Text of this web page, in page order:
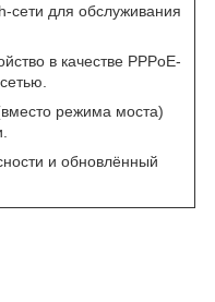
сети для обслуживания
в качестве PPPoE-
режима моста)
и обновлённый